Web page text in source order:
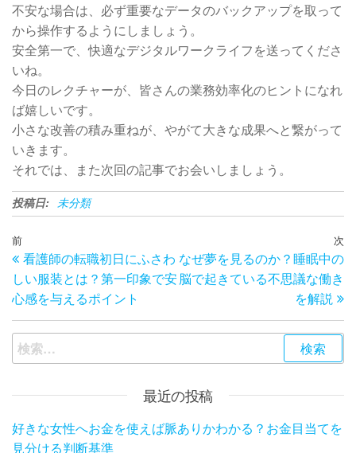
不安な場合は、必ず重要なデータのバックアップを取って
から操作するようにしましょう。
安全第一で、快適なデジタルワークライフを送ってくださ
いね。
今日のレクチャーが、皆さんの業務効率化のヒントになれ
ば嬉しいです。
小さな改善の積み重ねが、やがて大きな成果へと繋がって
いきます。
それでは、また次回の記事でお会いしましょう。
投稿日: 未分類
投
稿
ナ
ビ
ゲ
シ
ョ
過
去
の
投
稿
前
看護師の転職初日にふさわ
しい服装とは？第一印象で安
心感を与えるポイント
次
の
稿
次
なぜ夢を見るのか？睡眠中の
脳で起きている不思議な働き
を解説
検
索:
最近の投稿
好きな女性へお金を使えば脈ありかわかる？お金目当てを
見分ける判断基準